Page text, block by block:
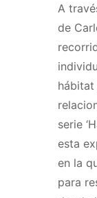
A
de
serie
esta
en la
para